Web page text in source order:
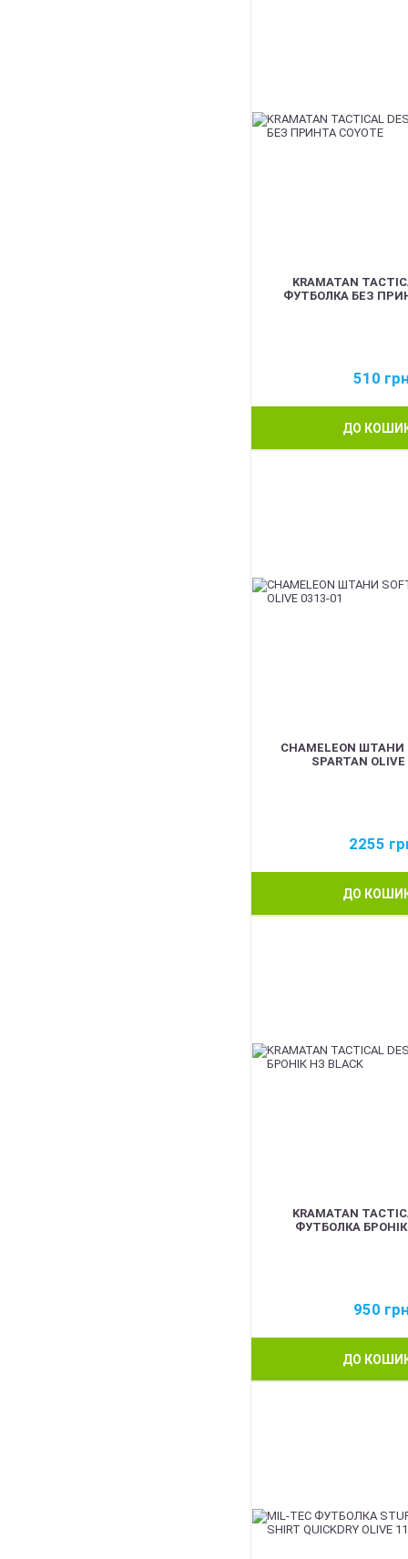
KRAMATAN
ФУТБОЛКА БЕЗ
510
ДО
CHAMELEON ШТАНИ
SPARTAN
2255
ДО
KRAMATAN
ФУТБОЛКА БРОНІК
950
ДО